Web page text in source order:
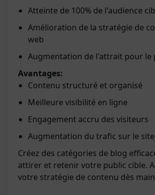
Atteinte de 100% de l'audience
Amélioration de la stratégie de
web
Augmentation de l'attrait pour le
Avantages:
Contenu structuré et organisé
Meilleure visibilité en ligne
Engagement accru des visiteurs
Augmentation du trafic sur le
Créez des catégories de blog
attirer et retenir votre public cible.
votre stratégie de contenu dès